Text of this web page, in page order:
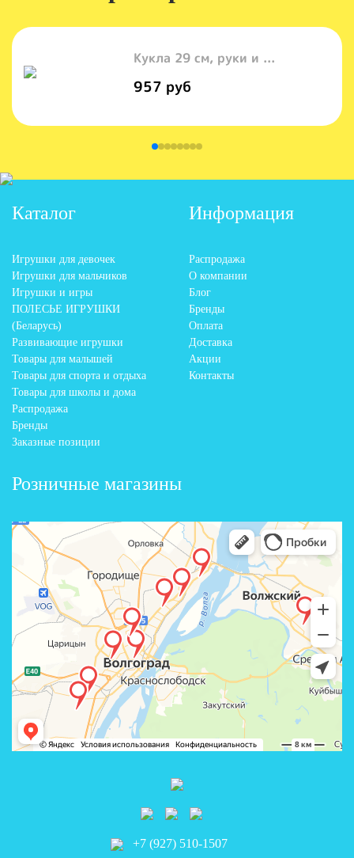
Кукла 29 см, руки и ...
957 руб
+7 (927) 510-1507
Каталог
Игрушки для девочек
Игрушки для мальчиков
Игрушки и игры
ПОЛЕСЬЕ ИГРУШКИ
(Беларусь)
Развивающие игрушки
Товары для малышей
Товары для спорта и отдыха
Товары для школы и дома
Распродажа
Бренды
Заказные позиции
Информация
Распродажа
О компании
Блог
Бренды
Оплата
Доставка
Акции
Контакты
Розничные магазины